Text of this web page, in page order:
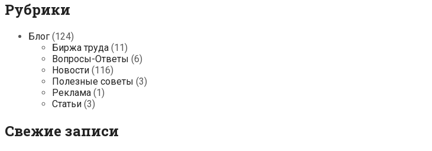
Рубрики
Блог (124)
Биржа труда (11)
Вопросы-Ответы (6)
Новости (116)
Полезные советы (3)
Реклама (1)
Статьи (3)
Свежие записи